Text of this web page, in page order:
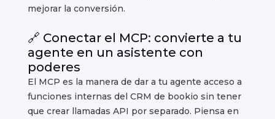
mejorar la conversión.
🔗 Conectar el MCP: convierte a tu
agente en un asistente con
poderes
El MCP es la manera de dar a tu agente acceso a
funciones internas del CRM de bookio sin tener
que crear llamadas API por separado. Piensa en